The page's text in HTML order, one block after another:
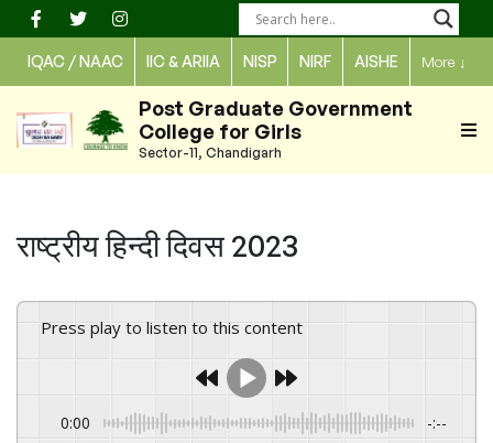
Skip
to
content
IQAC / NAAC IIC & ARIIA NISP NIRF AISHE More ↓
Post Graduate Government
College for Girls
Sector-11, Chandigarh
राष्ट्रीय हिन्दी दिवस 2023
Press play to listen to this content
0:00 -:--